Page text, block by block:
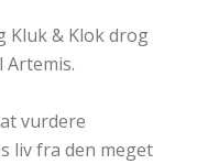
Kluk & Klok drog
vurdere
liv fra den meget